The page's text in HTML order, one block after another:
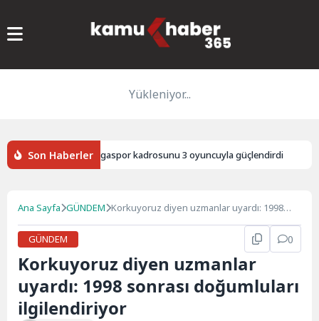
Yükleniyor...
Son Haberler
3. Lig’in yeni takımı Bigaspor kadrosunu 3 oyuncuyla güçlendirdi
Ana Sayfa GÜNDEM Korkuyoruz diyen uzmanlar uyardı: 1998
GÜNDEM
0
Korkuyoruz diyen uzmanlar
uyardı: 1998 sonrası doğumluları
ilgilendiriyor